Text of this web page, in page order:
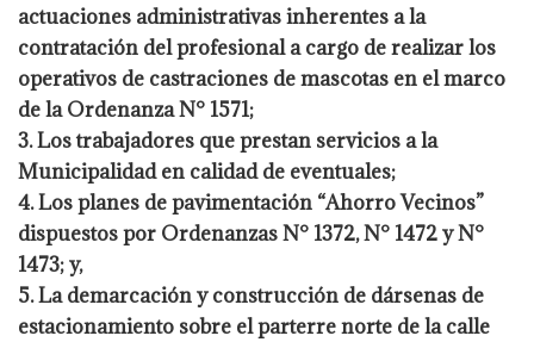
actuaciones administrativas inherentes a la
contratación del profesional a cargo de realizar los
operativos de castraciones de mascotas en el marco
de la Ordenanza N° 1571;
3. Los trabajadores que prestan servicios a la
Municipalidad en calidad de eventuales;
4. Los planes de pavimentación “Ahorro Vecinos”
dispuestos por Ordenanzas N° 1372, N° 1472 y N°
1473; y,
5. La demarcación y construcción de dársenas de
estacionamiento sobre el parterre norte de la calle